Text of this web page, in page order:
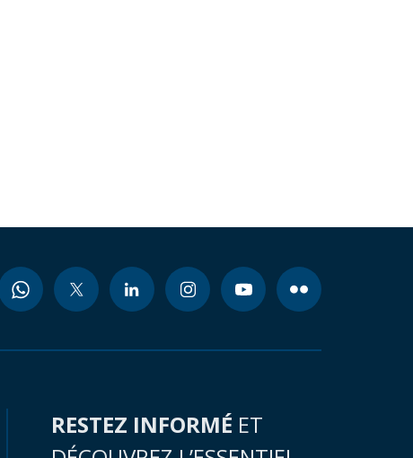
RESTEZ INFORMÉ ET